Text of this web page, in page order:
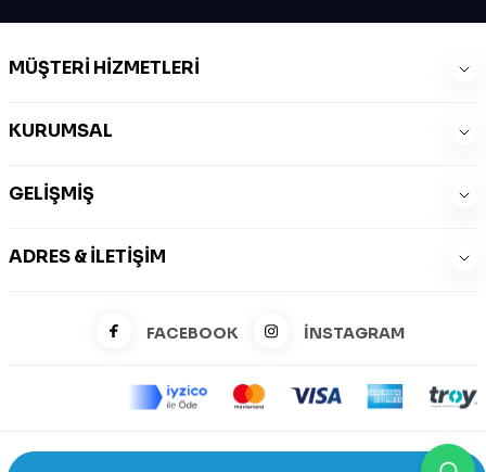
MÜŞTERI HIZMETLERI
KURUMSAL
GELIŞMIŞ
ADRES & İLETIŞIM
FACEBOOK İNSTAGRAM
©2026 Zeysports Tüm Hakları Saklıdır.